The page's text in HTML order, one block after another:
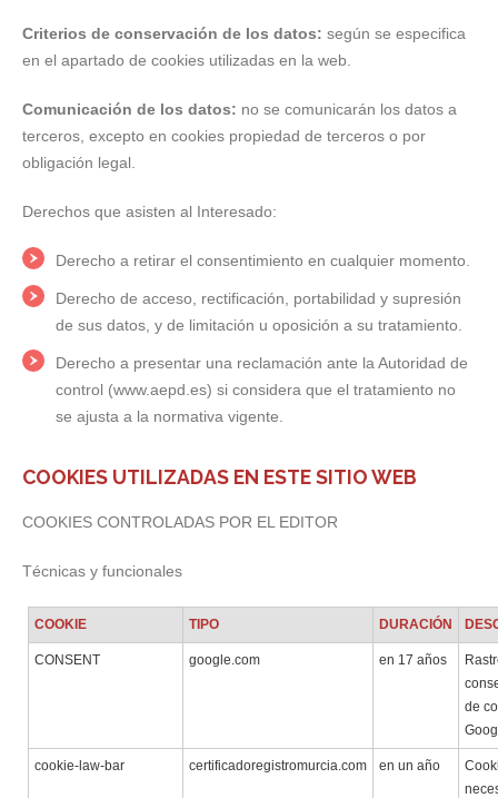
Criterios de conservación de los datos: según se especifica
en el apartado de cookies utilizadas en la web.
Comunicación de los datos: no se comunicarán los datos a
terceros, excepto en cookies propiedad de terceros o por
obligación legal.
Derechos que asisten al Interesado:
Derecho a retirar el consentimiento en cualquier momento.
Derecho de acceso, rectificación, portabilidad y supresión
de sus datos, y de limitación u oposición a su tratamiento.
Derecho a presentar una reclamación ante la Autoridad de
control (www.aepd.es) si considera que el tratamiento no
se ajusta a la normativa vigente.
COOKIES UTILIZADAS EN ESTE SITIO WEB
COOKIES CONTROLADAS POR EL EDITOR
Técnicas y funcionales
COOKIE TIPO DURACIÓN
CONSENT google.com en 17 años
de
cookie-law-bar certificadoregistromurcia.com en un año